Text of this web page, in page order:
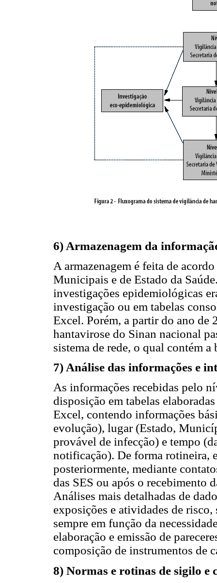
6) Armazenagem da
A armazenagem é feita de
Municipais e de Estado da
investigações epidemiológicas
investigação ou em tabelas
Excel. Porém, a partir do ano de
hantavirose do Sinan nacional
sistema de rede, o qual contém a
7) Análise das informações e
As informações recebidas pelo
disposição em tabelas
Excel, contendo informações
evolução), lugar (Estado,
provável de infecção) e tempo
notificação). De forma rotineira,
posteriormente, mediante
das SES ou após o recebimento
Análises mais detalhadas de
exposições e atividades de risco,
sempre em função da
elaboração e emissão de
composição de instrumentos de
8) Normas e rotinas de sigilo e